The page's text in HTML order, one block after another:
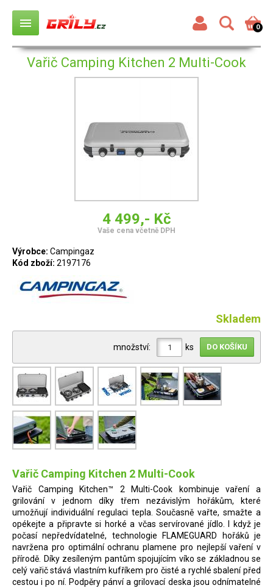
0
menu
Vařič Camping Kitchen 2 Multi-Cook
4 499,- Kč
Vaše cena včetně DPH
Výrobce: Campingaz
Kód zboží: 2197176
Skladem
množství: ks
Vařič Camping Kitchen 2 Multi-Cook
Vařič Camping Kitchen™ 2 Multi-Cook kombinuje vaření a
grilování v jednom díky třem nezávislým hořákům, které
umožňují individuální regulaci tepla. Současně vařte, smažte a
opékejte a připravte si horké a včas servírované jídlo. I když je
počasí nepředvídatelné, technologie FLAMEGUARD hořáků je
navržena pro optimální ochranu plamene pro nejlepší vaření v
přírodě. Díky zesíleným pantům spojujícím víko se základnou se
celý vařič stává vlastním kufříkem pro čisté a rychlé sbalení před
cestou i po ní. Podpěry pánví a grilovací deska jsou odnímatelné